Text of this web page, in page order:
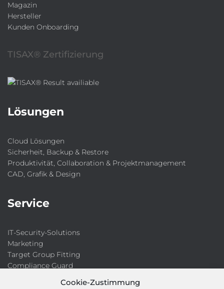
Cookie-Zustimmung
Magazin
Hersteller
Kunden Onboarding
TISAX® Zertifizierung
Lösungen
Cloud Lösungen
Sicherheit, Backup & Restore
Produktivität, Collaboration & Projektmanagement
CAD, Grafik & Design
Service
IT-Security-Solutions
Marketing
Target Group Fitting
Compliance Guard